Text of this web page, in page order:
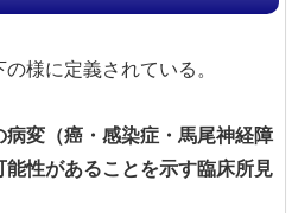
様に定義されている。
病変（癌・感染症・馬尾神経障
性があることを示す臨床所見